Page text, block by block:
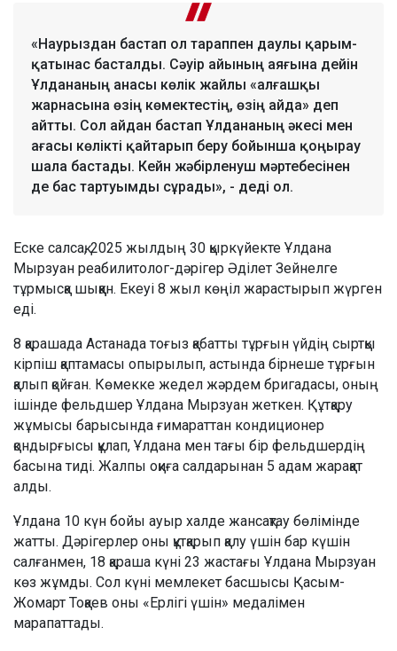
«Наурыздан бастап ол тараппен даулы қарым-
қатынас басталды. Сәуір айының аяғына дейін
Ұлдананың анасы көлік жайлы «алғашқы
жарнасына өзің көмектестің, өзің айда» деп
айтты. Сол айдан бастап Ұлдананың әкесі мен
ағасы көлікті қайтарып беру бойынша қоңырау
шала бастады. Кейн жәбірленуш мәртебесінен
де бас тартуымды сұрады», - деді ол.
Еске салсақ, 2025 жылдың 30 қыркүйекте Ұлдана
Мырзуан реабилитолог-дәрігер Әділет Зейнелге
тұрмысқа шыққан. Екеуі 8 жыл көңіл жарастырып жүрген
еді.
8 қарашада Астанада тоғыз қабатты тұрғын үйдің сыртқы
кірпіш қаптамасы опырылып, астында бірнеше тұрғын
қалып қойған. Көмекке жедел жәрдем бригадасы, оның
ішінде фельдшер Ұлдана Мырзуан жеткен. Құтқару
жұмысы барысында ғимараттан кондиционер
қондырғысы құлап, Ұлдана мен тағы бір фельдшердің
басына тиді. Жалпы оқиға салдарынан 5 адам жарақат
алды.
Ұлдана 10 күн бойы ауыр халде жансақтау бөлімінде
жатты. Дәрігерлер оны құтқарып қалу үшін бар күшін
салғанмен, 18 қараша күні 23 жастағы Ұлдана Мырзуан
көз жұмды. Сол күні мемлекет басшысы Қасым-
Жомарт Тоқаев оны «Ерлігі үшін» медалімен
марапаттады.